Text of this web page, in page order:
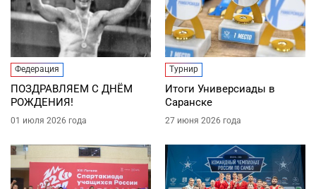
Федерация
ПОЗДРАВЛЯЕМ С ДНЁМ
РОЖДЕНИЯ!
01 июля 2026 года
Турнир
Итоги Универсиады в
Саранске
27 июня 2026 года